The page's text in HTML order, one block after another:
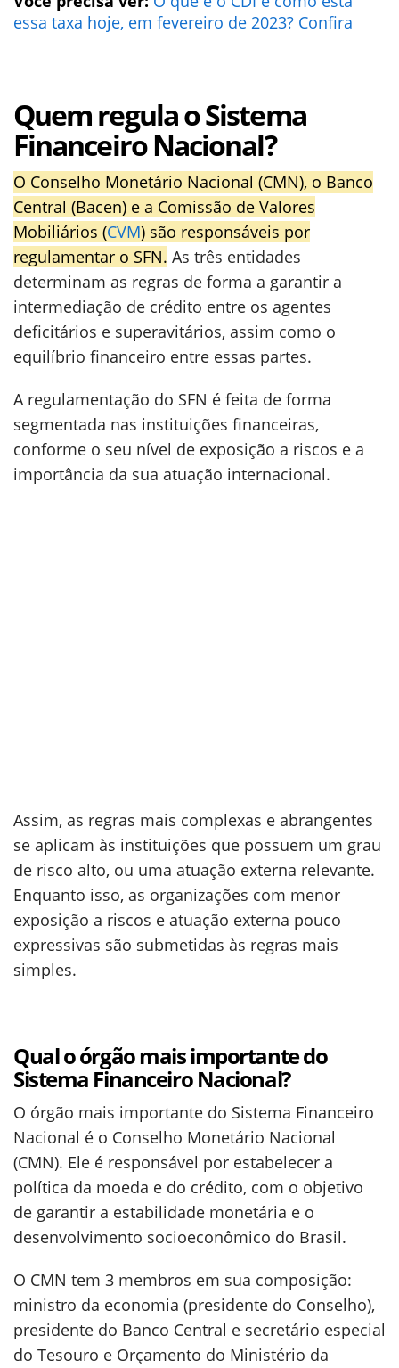
essa taxa hoje, em fevereiro de 2023? Confira
Quem regula o Sistema
Financeiro Nacional?
O Conselho Monetário Nacional (CMN), o Banco
Central (Bacen) e a Comissão de Valores
Mobiliários (CVM) são responsáveis por
regulamentar o SFN. As três entidades
determinam as regras de forma a garantir a
intermediação de crédito entre os agentes
deficitários e superavitários, assim como o
equilíbrio financeiro entre essas partes.
A regulamentação do SFN é feita de forma
segmentada nas instituições financeiras,
conforme o seu nível de exposição a riscos e a
importância da sua atuação internacional.
Assim, as regras mais complexas e abrangentes
se aplicam às instituições que possuem um grau
de risco alto, ou uma atuação externa relevante.
Enquanto isso, as organizações com menor
exposição a riscos e atuação externa pouco
expressivas são submetidas às regras mais
simples.
Qual o órgão mais importante do
Sistema Financeiro Nacional?
O órgão mais importante do Sistema Financeiro
Nacional é o Conselho Monetário Nacional
(CMN). Ele é responsável por estabelecer a
política da moeda e do crédito, com o objetivo
de garantir a estabilidade monetária e o
desenvolvimento socioeconômico do Brasil.
O CMN tem 3 membros em sua composição:
ministro da economia (presidente do Conselho),
presidente do Banco Central e secretário especial
do Tesouro e Orçamento do Ministério da